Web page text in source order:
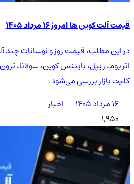
قیمت آلت کوین ها امروز ۱۶ مرداد ۱۴۰۵
در این مطلب، قیمت روز و نوسانات چند
اتریوم، ریپل، بایننس کوین، سولانا،
کلیت بازار بررسی می‌شود.
۱۶ مرداد ۱۴۰۵
اخبار
1,950